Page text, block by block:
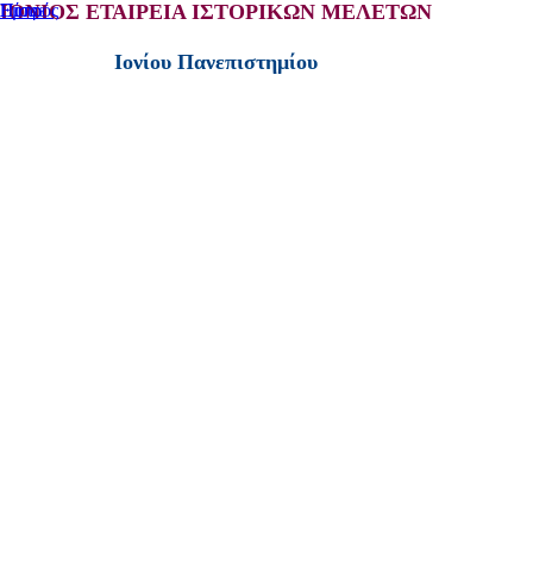
ΙΟΝΙΟΣ ΕΤΑΙΡΕΙΑ ΙΣΤΟΡΙΚΩΝ ΜΕΛΕΤΩΝ
Ιονίου Πανεπιστημίου
Home
Πίσω
Εμπρός